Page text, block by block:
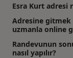
Esra Kurt adresi
Adresine gitmek
uzmanla online
Randevunun
nasıl yapılır?